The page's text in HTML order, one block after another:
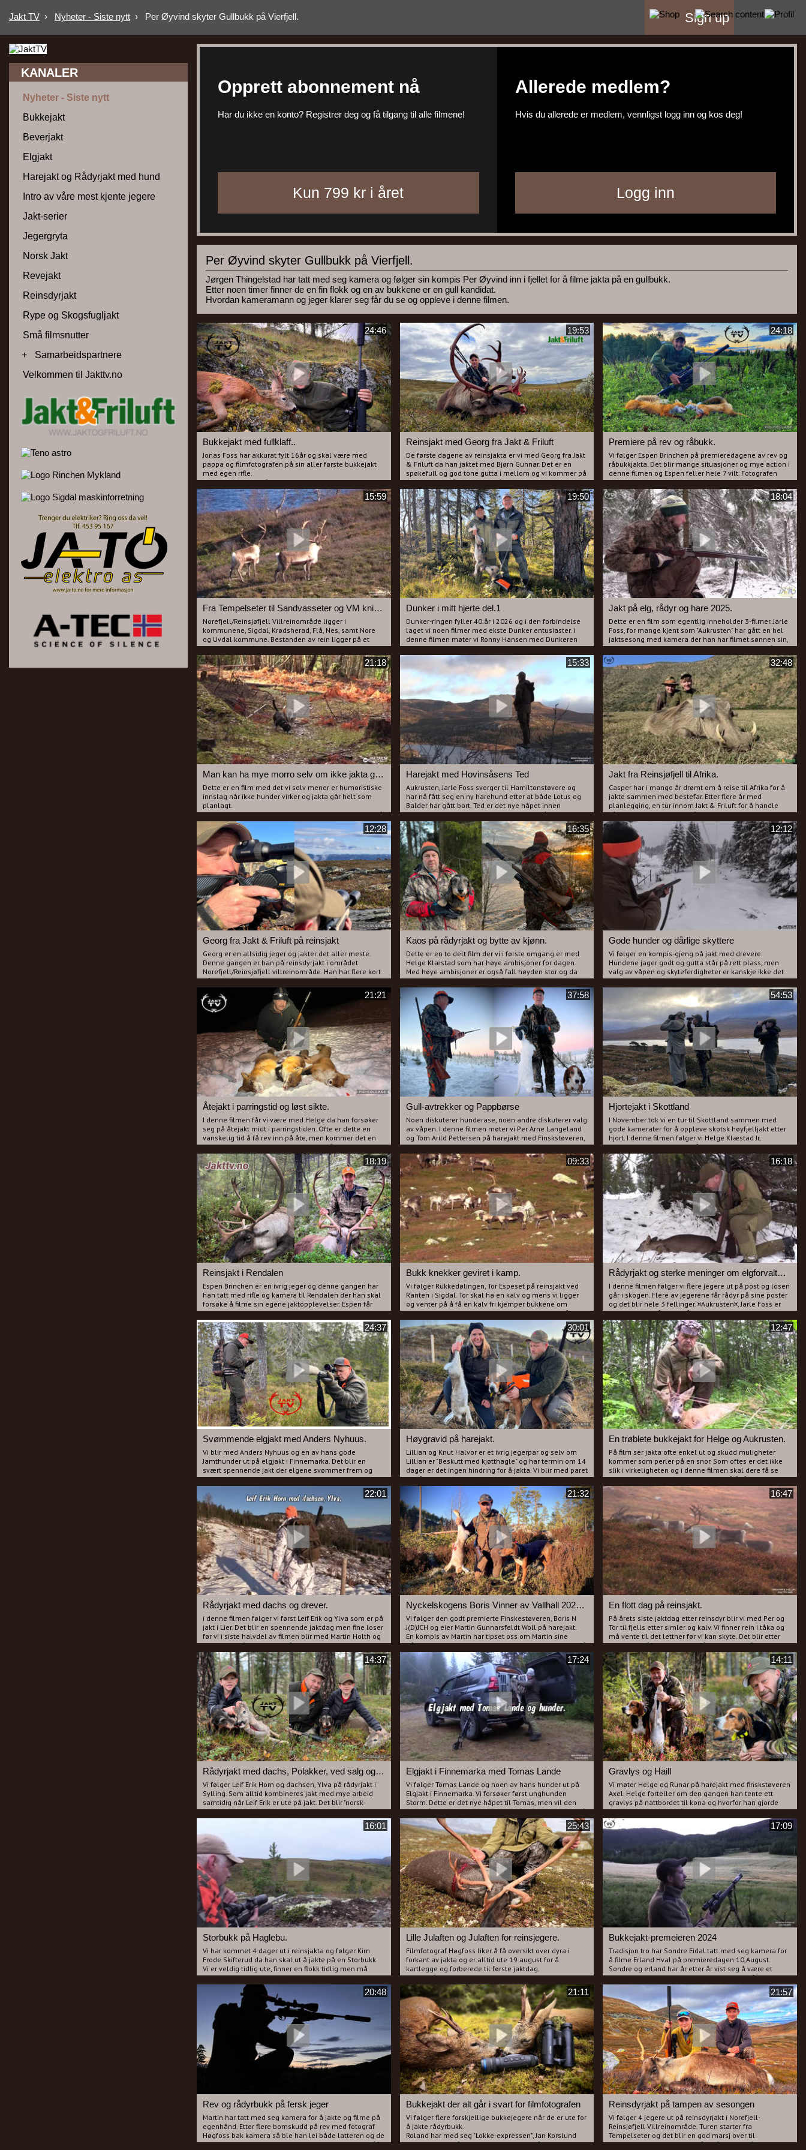
Sign up
Jakt TV › Nyheter - Siste nytt › Per Øyvind skyter Gullbukk på Vierfjell.
KANALER
Nyheter - Siste nytt
Bukkejakt
Beverjakt
Elgjakt
Harejakt og Rådyrjakt med hund
Intro av våre mest kjente jegere
Jakt-serier
Jegergryta
Norsk Jakt
Revejakt
Reinsdyrjakt
Rype og Skogsfugljakt
Små filmsnutter
+
Samarbeidspartnere
Velkommen til Jakttv.no
Opprett abonnement nå
Har du ikke en konto? Registrer deg og få tilgang til alle filmene!
Allerede medlem?
Hvis du allerede er medlem, vennligst logg inn og kos deg!
Per Øyvind skyter Gullbukk på Vierfjell.
Jørgen Thingelstad har tatt med seg kamera og følger sin kompis Per Øyvind inn i fjellet for å filme jakta på en gullbukk.
Etter noen timer finner de en fin flokk og en av bukkene er en gull kandidat.
Hvordan kameramann og jeger klarer seg får du se og oppleve i denne filmen.
24:46
Bukkejakt med fullklaff..
Jonas Foss har akkurat fylt 16år og skal være med
pappa og filmfotografen på sin aller første bukkejakt
med egen rifle.
Vi har sett ut noen fine bukker i forkant av jakta som vi
skal forsøke å lure. Sjelden har vi hatt bedre uttelling
på lokkinga og det blir veldig nærvepirrende når vi får
mulighet på flere bukker den første dagen.
Dette er filmen for deg som liker bukkejakt og som i
tillegg setter pris på å se unge jegere lykkes. Pappa,
Aukrust var veldig stolt av sin sønn etter endt jakt!
19:53
Reinsjakt med Georg fra Jakt & Friluft
De første dagene av reinsjakta er vi med Georg fra Jakt
& Friluft da han jaktet med Bjørn Gunnar. Det er en
spøkefull og god tone gutta i mellom og vi kommer på
skuddhold av flere dyr, men finner vi den rette...?
Georg har for anledningen med seg et veldig lett
våpen som mange burde vurdere på reinsjakt da hvert
gram teller.
Se filmen fra vårt vakre område rundt Haglebu!
24:18
Premiere på rev og råbukk.
Vi følger Espen Brinchen på premieredagene av rev og
råbukkjakta. Det blir mange situasjoner og mye action i
denne filmen og Espen feller hele 7 vilt. Fotografen
synes Espen har tatt med et "jukse-stativ", Bog
Deathgrip men det er ikke alltid det hjelper......
Espen har sett seg ut en fin 6 tagger som han vil
forsøke seg på under bukkejakta, men det skal vise
seg at fløyta til filmfotografen muligens virker kun på
mindre bukker.
Liker du å jakte rev på sene sommer kvelder og lokke
råbukk 10.August så er dette en film du bør seg
15:59
Fra Tempelseter til Sandvasseter og VM kniv fra 1997.
Norefjell/Reinsjøfjell Villreinområde ligger i
kommunene, Sigdal, Krødsherad, Flå, Nes, samt Nore
og Uvdal kommune. Bestanden av rein ligger på et
sted mellom 560-600 rein før kalving.
På denne turen er vi med vår egen Helge Bergan også
kjent under navnet "Skremmeren". Vi jakter syd i
området i Sigdal og finner en flokk med reinsdyr på en
odde ved vannet, Fiskeløysingen. Det blir en
spennende jakt da vi blir liggende å vente på at rette
dyret skal få fri bakgrunn. Litt senere dukker Frank
Aasvoll opp og vi får en ekstra mulighet på flokken
som da har trukket opp i rettning Gråfjell. Frank har
med seg en kniv som fotografen har maken til og vi
tror det er VM.kniven fra 1997? Frank blir mobbet av
fotografen som mener han bør bytte til en større sekk.
19:50
Dunker i mitt hjerte del.1
Dunker-ringen fyller 40.år i 2026 og i den forbindelse
laget vi noen filmer med ekste Dunker entusiaster. i
denne filmen møter vi Ronny Hansen med Dunkeren
Rocki og Per Ivar Gundersen.
Ingen av karene har lyst til å skyte hare, men begge får
i løpet av dagen løssnet skudd og det blir hare med
hjem. Har du lyst til å se en fin film med gode
kamerater, god hund og kameratskap med glimt i øyet
er dette filmen for deg.
18:04
Jakt på elg, rådyr og hare 2025.
Dette er en film som egentlig inneholder 3-filmer. Jarle
Foss, for mange kjent som "Aukrusten" har gått en hel
jaktsesong med kamera der han har filmet sønnen sin,
Jonas, sin bror Roger Foss og i tillegg har han også
filmet sin kone, Hege. Vi har vært så heldige og fått alt
materiale og satt det hele sammen til 2 filmer. Dette er
altså film nr.1 der vi får være med på rådyrjakt med
unggutten Petter Lobben som har en "Valp" som vi får
fine loser med. Jarle filmer når sønnen får skutt sin
første elg som er en liten okse og til slutt tar han med
seg kona som skyter hare for sin Hamiltonstøver Ted.
Kona får som vanlig kjeft siden Jarle mener hun ikke
passer godt nok på kniven.
21:18
Man kan ha mye morro selv om ikke jakta går helt etter planen
Dette er en film med det vi selv mener er humoristiske
innslag når ikke hunder virker og jakta går helt som
planlagt.
Først følger vi Drever entusiast, Bjørnar Fjeldvik som nå
har fått seg en svart drever. Bjørnar sværger egentlig til
rød/hvit drever og vurderer nå flere alternativer for å få
den svarte dreveren til å begynne å jage.
Vi forfytter oss over til Vestlandet der vi er med
hyggelige folk på jakt etter hjorten i Årdal. Fotografen
synes de har en rar måte å jakte på og har stadige
komentarer til jakta. Vi har skuddsjanser, men husdyr-
kvoten ble fyllt i Sirdal natten før vi startet jakta.
Siste del er det Anders Nyhuus som står for da han tok
med seg ett kamera og filmet litt fra hjortejakta i
Oaldsbygda i Stranda.
15:33
Harejakt med Hovinsåsens Ted
Aukrusten, Jarle Foss sverger til Hamiltonstøvere og
har nå fått seg en ny harehund etter at både Lotus og
Balder har gått bort. Ted er det nye håpet innen
Hamiltonstøver for Aukrusten og vi lurer på om han har
gjort riktig valg?
Svaret på det spørsmålet får du ved å se denne filmen.
32:48
Jakt fra Reinsjøfjell til Afrika.
Casper har i mange år drømt om å reise til Afrika for å
jakte sammen med bestefar. Etter flere år med
planlegging, en tur innom Jakt & Friluft for å handle
våpen og utstyr til turen så ble det endelig tur. Bestefar
har som mål å skyte en flodhest og krokodille mens
Casper har en hel bråte med dyr på sin liste. De reiser
sammen med gode kompiser og tar med seg et
videokamera for å filme turen og opplevelsene. Vi på
jakttv.no har vært så heldige og fått lov til å sette
sammen en film fra turen som du nå kan kose deg
med. Her er det ikke spart på noe ut fra antall felte dyr
å dømme.
Kos deg med en flott film fra turen til Casper og
bestefar.
De jaktet hos African hunting safaris, Malmlambo
Safaris og Buckness Game Lodge
12:28
Georg fra Jakt & Friluft på reinsjakt
Georg er en allsidig jeger og jakter det aller meste.
Denne gangen er han på reinsdyrjakt i området
Norefjell/Reinsjøfjell villreinområde. Han har flere kort
på forskjellige dyr og er veldig usikker på om han skal
ta en Storbukk eller en kalv på denne første turen.
Han møter flere jegere i fjellet og forsøker så godt han
kan og hjelpe en ganske fersk jeger med å lykkes.
Det blir flere situasjoner i denne filmen og liker du
reinsjakt vil du nok like denne filmen med Georg og
flere jegere.
16:35
Kaos på rådyrjakt og bytte av kjønn.
Dette er en to delt film der vi i første omgang er med
Helge Klæstad som har høye ambisjoner for dagen.
Med høye ambisjoner er også fall høyden stor og da
Klæstad til slutt skylder på dårlig hail er kaoset
komplett. Her får du deg garantert en god latter og alle
som har jaktet med drever vil nok kjenne seg igjen.
I del to følger vi Leif Erik og Sondre der de er ute med
dachsen, Ylva. Gutta har fått streng beskjed om ikke å
skyte geit så Sondre slipper forbi et dyr i losen. En
stund senere dukker det et dyr opp på post hos Leif Erik
som fyrer av. Konkusjonen blir at rådyret har byttet
kjønn underveis.
12:12
Gode hunder og dårlige skyttere
Vi følger en kompis-gjeng på jakt med drevere.
Hundene jager godt og gutta står på rett plass, men
valg av våpen og skyteferdigheter er kanskje ikke det
de er best på.
En realistisk film som viser brødre og kompiser på jakt
som de fleste vil kjenne seg igjen i.
21:21
Åtejakt i parringstid og løst sikte.
I denne filmen får vi være med Helge da han forsøker
seg på åtejakt midt i parringstiden. Ofte er dette en
vanskelig tid å få rev inn på åte, men kommer det en
tispe med løpetid kan det fort komme flere rever etter
tispa. Denne gangen får Helge besøk av 3 rever på kort
tid og det blir svært spennende i gluggen.
Vi har også lagt inn en annen sekvens i filmen der
Helge sovner på post i guggen og den utspekulerte
fotografen løsner kikkertsikte på rifla til Helge mens
han sover.
Er du ineressert i åtejakt er dette filmen for deg, her blir
det både spenning og latter.
37:58
Gull-avtrekker og Pappbørse
Noen diskuterer hunderase, noen andre diskuterer valg
av våpen. I denne filmen møter vi Per Arne Langeland
og Tom Arild Pettersen på harejakt med Finskstøveren,
Hunter. Pettersen har ei over-under hagle av den dyre
sorten med fine gull gravyrer og gull avtrekker.
Langeland har ei gammel Russisk hagle (sideligger)
som han kjøpte for 400kr engang i 1980-årene. Det blir
noen diskusjoner om hvilken av haglene som er best
mens Hunter jager hare i timesvis. Pettersen skal
postere og skyte hare, filmfotograf Høgfoss filmer,
mens Langeland følger med fra stolsekken. Etter flere
turer der vi har sett hare mange ganger blir Langeland
og Høgfoss enige om at hagle med gull avtrekker må
bringe ulykke. Vi tar til slutt turen ut med Hunter og
sideliggeren som Pettersen kaller "Pappbørse" for å se
om det hjelper å ha Pettersen og gull avtrekkeren
hjemme.
Dette er en artig og underholdende film om
kameratskap, en god harehund, diskusjoner rundt
våpen valg som til slutt blir kronet med en flott vinter
hare.
54:53
Hjortejakt i Skottland
I November tok vi en tur til Skottland sammen med
gode kamerater for å oppleve skotsk høyfjelljakt etter
hjort. I denne filmen følger vi Helge Klæstad Jr,
Kristoffer Kalhovd fra Viltgården, far og sønn Svaland
og Elias Espegren i fjellet på hjortejakt.
Skuddsituasjoner kom som perler på en snor, men
hjorten var sky og det ble lange hold. Gutta hadde
trent mye på langholdskyting og plukket hjort helt ut
på 375m.
Helge er en kar av den lystige arten og byr hele tiden
godt på seg selv og han blir jo ikke tammere av å ha
en klovn av en filmfotograf med seg.
Kristoffer blir utfordret på lange hold og feller flere
hjort på opp mot 400m. To unge gutter er også med,
Jørgen og Isak. De får med seg et kamera og filmer
hverandre i det skottske høyfjellet. Det samme gjør
Jørgen og pappa, Gjermund en av dagene.
Dette er en film som viser fjellet i sin villeste prakt og
på slutten av filmen er vi med i et fantastisk landskap.
Har du ikke jaktet i Skottland tidligere tror vi du får lyst
etter å ha sett denne filmen.
18:19
Reinsjakt i Rendalen
Espen Brinchen er en ivrig jeger og denne gangen har
han tatt med rifle og kamera til Rendalen der han skal
forsøke å filme sin egene jaktopplevelser. Espen får
mange møter med reinen i skogen, men det er ikke lett
å plukke ut en bukk med kamera og rifle samtidig. Han
er nær ved å gi opp da han møter på Tone Svanhild
som også er ute etter en bukk. Espen får overtalt Tone
Svanhild til å ta kamere og filme når Espen skal skyte
bukken sin. Etter skuddet blir Espen nærmest løpt ned
av reinsflokken og det blir en helt spessiel film
situasjon.
Espen får hjelp av Per Ola Granrud når han skal frakte
ut bukken og etterpå gjør han et intervju med Per Ola
som forteller om Rendalsreinens opprinelse og
historie. Per Ola har vært oppsynsmann i dette område
i 25år og få om noen har mer kunnskap om reinen enn
han.
09:33
Bukk knekker geviret i kamp.
Vi følger Rukkedølingen, Tor Espeset på reinsjakt ved
Ranten i Sigdal. Tor skal ha en kalv og mens vi ligger
og venter på å få en kalv fri kjemper bukkene om
simlene. I kampen knekker en bukk geviret og må se
seg overvunnet. Vi får kalven og det knekte geviret
med hjem til slutt.
16:18
Rådyrjakt og sterke meninger om elgforvaltning.
I denne filmen følger vi flere jegere ut på post og losen
går i skogen. Flere av jegerene får rådyr på sine poster
og det blir hele 3 fellinger. ¤Aukrusten¤, Jarle Foss er
en av de som får skutt rådyr og mens han slakter
kommer han med sterke meninger om en
elgforvaltning som er helt ute å kjøre. Se og hør hans
teorier og meninger og ksnskje er du en av mange som
er helt enig.
24:37
Svømmende elgjakt med Anders Nyhuus.
Vi blir med Anders Nyhuus og en av hans gode
Jamthunder ut på elgjakt i Finnemarka. Det blir en
svært spennende jakt der elgene svømmer frem og
tilbake over et vann mens hunden svømmer losende
etter. Dette er filmen for deg som liker å se elgjakt med
løshund.
30:01
Høygravid på harejakt.
Lillian og Knut Halvor er et ivrig jegerpar og selv om
Lillian er "Beskutt med kjøtthagle" og har termin om 14
dager er det ingen hindring for å jakta. Vi blir med paret
ut på harejakt i Hallingdal. Det blir en lang dag med
mye los og flere skudd blir avfyrt. Paret har en
særdeles artig og god tone dere garantert vil like og le
godt av. Begge får til slutt skutt hare og kanskje slipper
Knut Halvor å være med på IKEA.
De som har fått med seg våre foredrag vil fort kjenne
igjen dette paret og humoren. Dette er en film du
garantert vil like uansett hva du jakter og dette er en
film du kan se med resten av familien selv om de ikke
jakter.
12:47
En trøblete bukkejakt for Helge og Aukrusten.
På film ser jakta ofte enkel ut og skudd muligheter
kommer som perler på en snor. Som oftes er det ikke
slik i virkeligheten og i denne filmen skal dere få se
hvor mange ganger Helge er nære på å få skutt uten at
det smeller. Til slutt får Helge bukken sin og resten av
filmen følger vi vår venn Jarle Foss også kjent som
"Aukrusten". Han har med seg sønnen sin og da blir det
som regel noen gode komentarer. Kos dere med en fin
film med to av våre mest kjente fjes.
22:01
Rådyrjakt med dachs og drever.
i denne filmen følger vi først Leif Erik og Ylva som er på
jakt i Lier. Det blir en spennende jaktdag men fine loser
før vi i siste halvdel av filmen blir med Martin Holth og
dreveren Fiffi. Martin og Fiffi er en dødelig kombinasjon
for rådyrene og Martin er treffsikker med sin drilling.
Rådyrjakt på snø i desember er virkelig flott!
21:32
Nyckelskogens Boris Vinner av Vallhall 2024 og DM harehund 2025
Vi følger den godt premierte Finskestøveren, Boris N
J(D)JCH og eier Martin Gunnarsfeldt Woll på harejakt.
En kompis av Martin har tipset oss om Martin sine
dårlige skyteferdigheter og teorien om at hunden er så
god er dermed at det blir mye los o gode hunder ut av
dårlig skyting.
Vi er spente på om tipset er riktig og om det blir noe
skyting denne dagen.
Boris finner en hare, losen går lenge før vi finner riktig
post og vi kan vel røpe at Martin går tom for patroner.
Ønsker du å se en god harehund, høre mye los og i
tillegg se og høre flere skudd så er det bare å trykke på
Play på denne filmen.
16:47
En flott dag på reinsjakt.
På årets siste jaktdag etter reinsdyr blir vi med Per og
Tor til fjells etter simler og kalv. Vi finner rein i tåka og
må vente til det lettner før vi kan skyte. Det blir etter
hvert en strålende dag der både jegere og filmfotograf
er godt fornøyde. Brunsten er godt i gang og flokken er
mindre skye enn vanlig så her er det flotte bilder.
14:37
Rådyrjakt med dachs, Polakker, ved salg og Diamantbryllup.
Vi følger Leif Erik Horn og dachsen, Ylva på rådyrjakt i
Sylling. Som alltid kombineres jakt med mye arbeid
samtidig når Leif Erik er ute på jakt. Det blir "norsk-
engelsk"telefon samtale, irritasjon over ved, henting
på SFO og selvfølgelig blr det skutt rådyr i los for
Tipper mange vil dra på smilebåndet flere ganger når
de ser denne filmen.
17:24
Elgjakt i Finnemarka med Tomas Lande
Vi følger Tomas Lande og noen av hans hunder ut på
Elgjakt i Finnemarka. Vi forsøker først unghunden
Storm. Dette er det nye håpet til Tomas, men vil den
infri i så ung alder?? Vi slipper også ON Varg senere på
dagen, men tåke er ikke optimalt når vi skal inn på
losen. Dette er en artig og underhpldende film som jeg
tipper mange vil kjenne seg igjen i.
14:11
Gravlys og Haill
Vi møter Helge og Runar på harejakt med finskstøveren
Axel. Helge forteller om den gangen han tente ett
gravlys på nattbordet til kona og hvorfor han gjorde
dette. Han mener også at Haill før jakta skal gi
resultater. Dette er en artig og helt sann historie og om
det har innvirkning på resultatet på jakta får du med
deg om du ser filmen.
16:01
Storbukk på Haglebu.
Vi har kommet 4 dager ut i reinsjakta og følger Kim
Frode Skifterud da han skal ut å jakte på en Storbukk.
Vi er veldig tidlig ute, finner en flokk tidlig men må
vente til Kl. 07:00 før vi kan forsøke oss. Det blir en
nervepirrende stund og ansmygning.
25:43
Lille Julaften og Julaften for reinsjegere.
Filmfotograf Høgfoss liker å få oversikt over dyra i
forkant av jakta og er alltid ute 19.august for å
kartlegge og forberede til første jaktdag.
I denne filmen følger vi fotografen og jegere fra
19.august til 21.august i 2024 og for ta del i alt fra
historier, jakt, vær og vind.
Opptakene er gjort i Norefjell Reinsjøfjell
villreinområde som ligger innenfor kommunene,
Sigdal, Krødsherad, Nes, Flå, og Nore og Uvdal.
Vi møter mange forskjellige jegere i all slags vær og
det blir felling av storbukk.
17:09
Bukkejakt-premeieren 2024
Tradisjon tro har Sondre Eidal tatt med seg kamera for
å filme Erland Hval på premieredagen 10,August.
Sondre og erland har år etter år vist seg å være et
"giftig" par. Gutta lokker inn mange bukker både store
og små. Det blir kruttrøk og blod på fingrene som
vanlig. På kvelden vil Sondre forsøke å jakte selv og da
blir pappa, Runar Eidal med for å filme når Sondre
feller en veldig stor bukk. Alle som liker bukkejakt vil
nok kose seg med denne filmen!
20:48
Rev og rådyrbukk på fersk jeger
Martin har tatt med seg kamera for å jakte og filme på
egenhånd. Etter flere bomskudd på rev med fotograf
Høgfoss bak kamera så ble han lei både latteren og de
vittige komentarene til Høgfoss. Hvordan det hele går
21:11
Bukkejakt der alt går i svart for filmfotografen
Vi følger flere forskjellige bukkejegere når de er ute for
å jakte rådyrbukk.
Roland har med seg "Lokke-expressen", Jan Korslund
som kan bruke fløytene riktig. Jan er også ute og jakter
21:57
Reinsdyrjakt på tampen av sesongen
Vi følger 4 jegere ut på reinsdyrjakt i Norefjell-
Reinsjøfjell Villreinområde. Turen starter fra
Tempelseter og det blir en god marsj over til
Steindalen der vi kommer på en flokk med flere hundre